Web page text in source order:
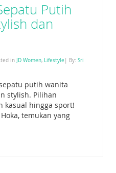
Putih
dan
in JD Women, Lifestyle | By: Sri
putih wanita
stylish. Pilihan
kasual hingga sport!
temukan yang